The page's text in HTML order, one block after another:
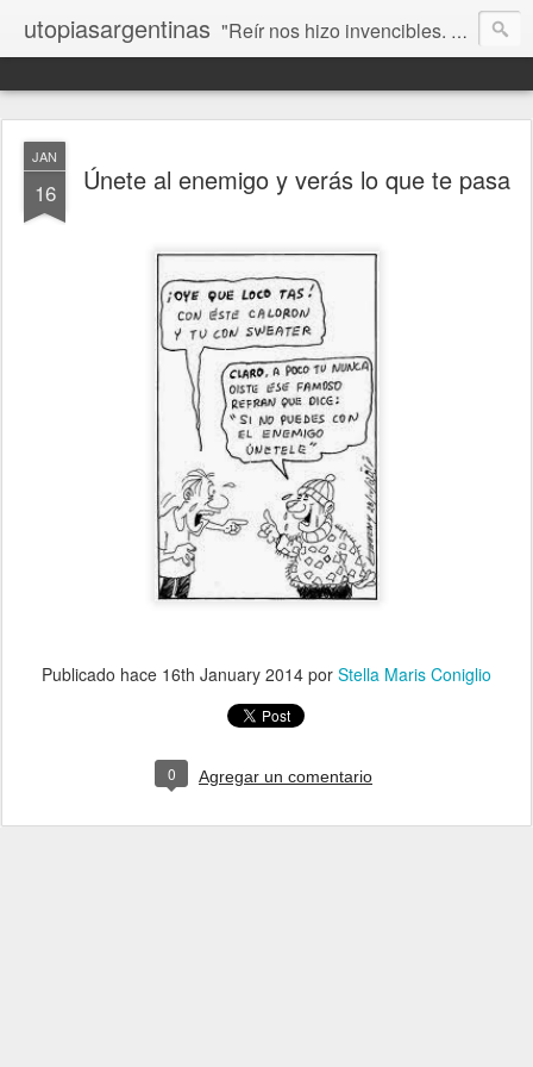
utopiasargentinas "Reír nos hizo invencibles. No como los que siempre ganan, sino como aquellos que no se rinden”. Frida Kahlo
JAN
16 Únete al enemigo y verás lo que te pasa
Publicado hace 16th January 2014 por Stella Maris Coniglio
0 Agregar un comentario